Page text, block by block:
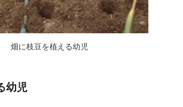
畑に枝豆を植える幼児
幼児